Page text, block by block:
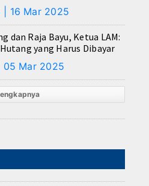
| 16 Mar 2025
dan Raja Bayu, Ketua LAM:
yang Harus Dibayar
05 Mar 2025